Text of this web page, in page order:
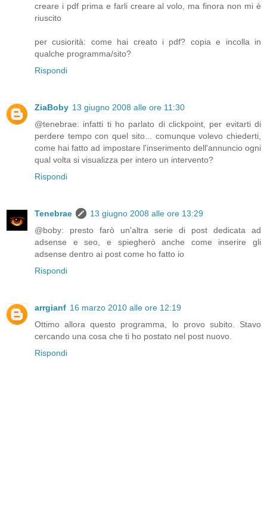
creare i pdf prima e farli creare al volo, ma finora non mi è
riuscito
per cusiorità: come hai creato i pdf? copia e incolla in
qualche programma/sito?
Rispondi
ZiaBoby 13 giugno 2008 alle ore 11:30
@tenebrae: infatti ti ho parlato di clickpoint, per evitarti di
perdere tempo con quel sito... comunque volevo chiederti,
come hai fatto ad impostare l'inserimento dell'annuncio ogni
qual volta si visualizza per intero un intervento?
Rispondi
Tenebrae
13 giugno 2008 alle ore 13:29
@boby: presto farò un'altra serie di post dedicata ad
adsense e seo, e spiegherò anche come inserire gli
adsense dentro ai post come ho fatto io
Rispondi
arrgianf 16 marzo 2010 alle ore 12:19
Ottimo allora questo programma, lo provo subito. Stavo
cercando una cosa che ti ho postato nel post nuovo.
Rispondi